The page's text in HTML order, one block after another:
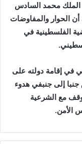
الملك محمد السادس
أن الحوار والمفاوضات
الفلسطينية في
في إقامة دولته على
جنبا إلى جنبفي هدوء
مع الشرعية
الأمن.